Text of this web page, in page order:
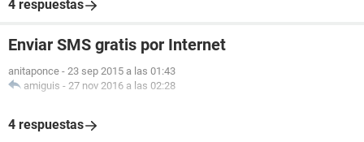
4 respuestas
Enviar SMS gratis por Internet
anitaponce - 23 sep 2015 a las 01:43
amiguis - 27 nov 2016 a las 02:28
4 respuestas